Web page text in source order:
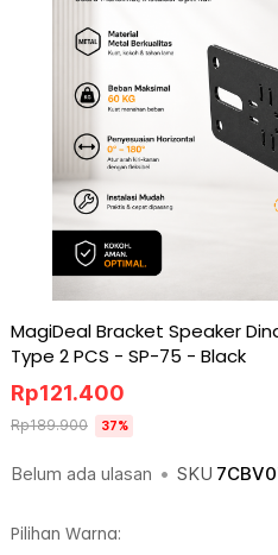
MagiDeal Bracket Speaker
Type 2 PCS - SP-75 - Black
Belum ada ulasan • SKU
Rp121.400
Rp189.900 37%
Pilihan Warna: